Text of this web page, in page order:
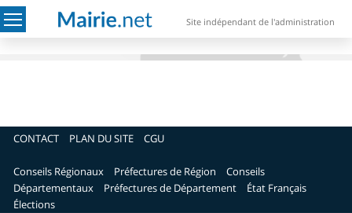
Site indépendant de l'administration
CONTACT PLAN DU SITE CGU
Conseils Régionaux Préfectures de Région
Conseils
Départementaux
Préfectures de Département
État Français
Élections